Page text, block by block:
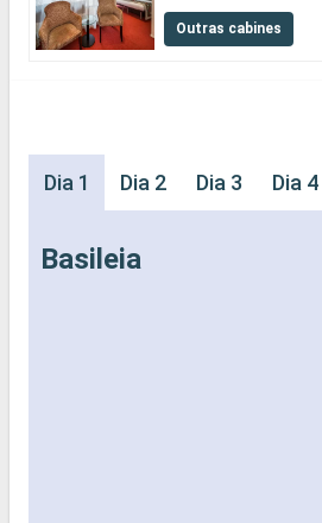
Outras cabines
Dia 1 Dia 2 Dia 3 Dia 4
Basileia